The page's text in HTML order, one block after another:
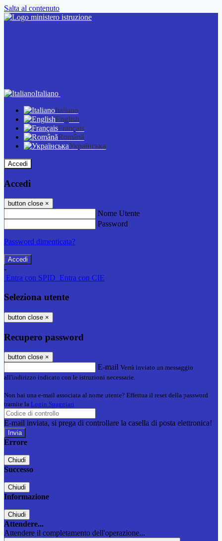
Salta al contenuto
Italiano
Italiano
English
Français
Română
Українська
Accedi
Accedi
button close ×
Nome Utente
Password
Password dimenticata?
-
Entra con SPID Entra con CIE
Seleziona utente
button close ×
Recupero password
button close ×
E-mail Verrà inviato un messaggio
all'indirizzo indicato con le istruzioni necessarie.
Non hai una e-mail associata al nome utente? Effettua il reset della password
tramite la Login Spaggiari
E-mail inviata, si prega di controllare la casella di posta elettronica!
Errore
Chiudi
Successo
Chiudi
Informazione
Chiudi
Attendere...
Attendere il completamento dell'operazione...